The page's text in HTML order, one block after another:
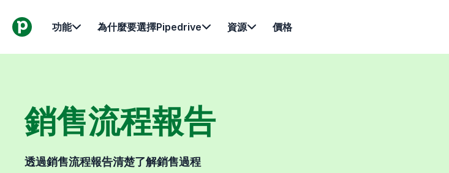
功能 為什麼要選擇Pipedrive 資源 價格
銷售流程報告
透過銷售流程報告清楚了解銷售過程